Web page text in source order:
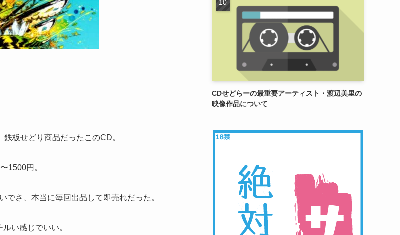
板せどり商品だったこのCD。
1500円。
さ、本当に毎回出品して即売れだった。
い感じでいい。
CDせどらーの最重要アーティスト・渡辺美里の
映像作品について